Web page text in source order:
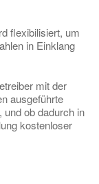
flexibilisiert, um
in Einklang
mit der
ausgeführte
und ob dadurch in
kostenloser